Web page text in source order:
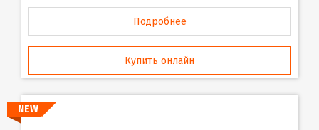
Подробнее
Купить онлайн
NEW